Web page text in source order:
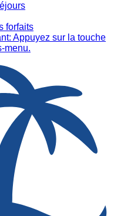
forfaits
Appuyez sur la touche
menu.